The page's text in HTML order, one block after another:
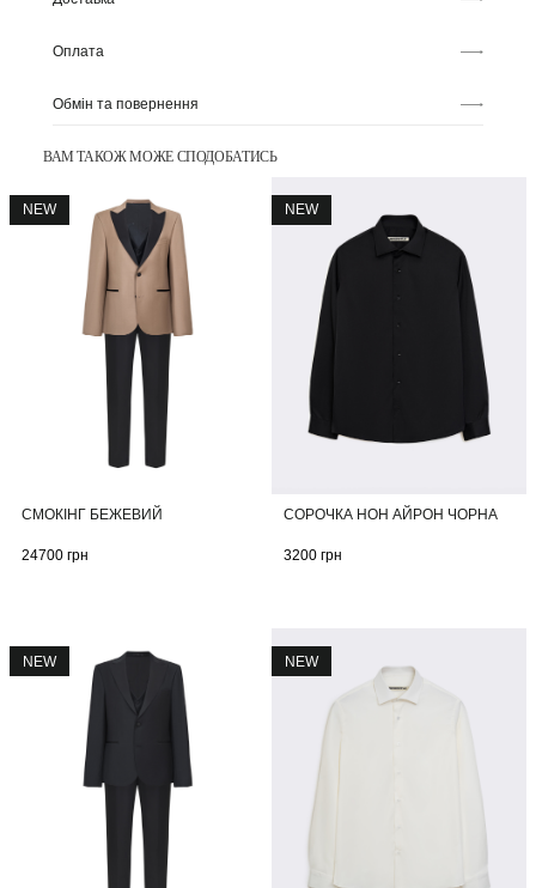
Оплата
Обмін та повернення
ВАМ ТАКОЖ МОЖЕ СПОДОБАТИСЬ
СМОКІНГ БЕЖЕВИЙ
24700грн
NEW
СОРОЧКА НОН АЙРОН ЧОРНА
3200грн
NEW
NEW NEW